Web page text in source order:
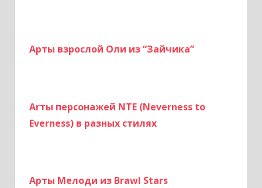
Арты взрослой Оли из “Зайчика”
Arты персонажей NTE (Neverness to
Everness) в разных стилях
Арты Мелоди из Brawl Stars